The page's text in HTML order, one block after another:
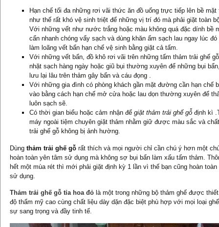
Hạn chế tối đa những rơi vãi thức ăn đồ uống trực tiếp lên bề mặt
như thế rất khó vệ sinh triệt để những vị trí đó mà phải giặt toàn
Với những vết như nước trắng hoặc màu không quá đặc dính bề
cẩn nhanh chóng vẩy sạch và dùng khăn ẩm sạch lau ngay lúc
làm loãng vết bẩn hạn chế vệ sinh bằng giặt cả tấm.
Với những vết bẩn, đồ khô rơi vãi trên những tấm thảm trải ghế
nhặt sạch hàng ngày hoặc giũ bụi thường xuyên để những bụi
lưu lại lâu trên thảm gây bẩn và cáu đọng .
Với những gia đình có phòng khách gần mặt đường cần hạn chế
vào bằng cách hạn chế mở cửa hoặc lau dọn thường xuyên để
luôn sạch sẽ.
Có thời gian biểu hoặc cảm nhận để giặt thảm trải ghế gỗ định kì
máy ngoài tiệm chuyên giặt thảm nhằm giữ được màu sắc và
trải ghế gỗ không bị ảnh hường.
Dùng thảm trải ghế gỗ rất thích và mọi người chỉ cần chú ý hơn một
hoàn toàn yên tâm sử dụng mà không sợ bụi bẩn làm xấu tấm thảm.
hết một mùa rét thì mới phải giặt định kỳ 1 lần vì thế bạn cũng hoàn
sử dụng.
Thảm trải ghế gỗ tỉa hoa đỏ là một trong những bộ thảm ghế được
độ thẩm mỹ cao cùng chất liệu dày dặn đặc biệt phù hợp với mọi loại
sự sang trọng và đầy tinh tế.